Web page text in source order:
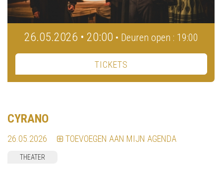
26.05.2026 • 20:00 • Deuren open : 19:00
TICKETS
CYRANO
26.05.2026 TOEVOEGEN AAN MIJN AGENDA
THEATER